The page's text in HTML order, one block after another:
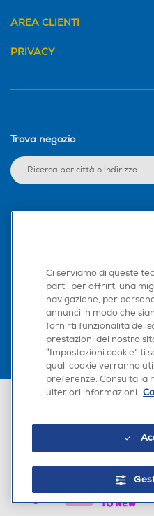
AREA CLIENTI
PRIVACY
Trova negozio
Scarica la nostra app
Euronics Italia SpA. Sede legale
Ci serviamo di queste
parti, per offrirti una
navigazione, per
annunci in modo che
fornirti funzionalità dei
prestazioni del nostro
“Impostazioni cookie” ti
quali cookie verranno
preferenze. Consulta la
ulteriori informazioni.